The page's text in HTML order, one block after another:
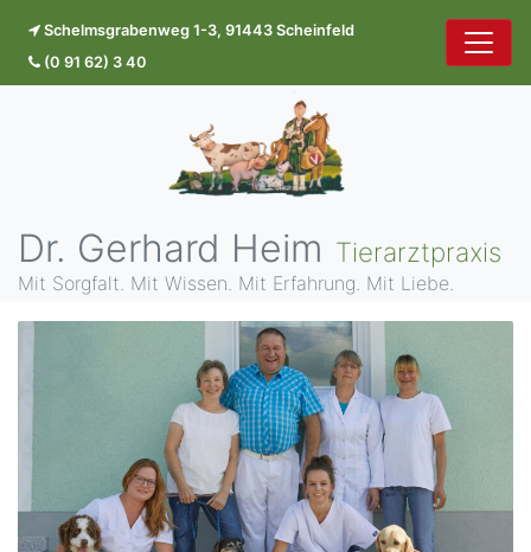
Schelmsgrabenweg 1-3, 91443 Scheinfeld
(0 91 62) 3 40
Dr. Gerhard Heim Tierarztpraxis
Mit Sorgfalt. Mit Wissen. Mit Erfahrung. Mit Liebe.